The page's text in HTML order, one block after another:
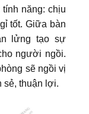
năng: chịu
tốt. Giữa bàn
lửng tạo sự
người ngồi.
sẽ ngồi vị
sẻ, thuận lợi.